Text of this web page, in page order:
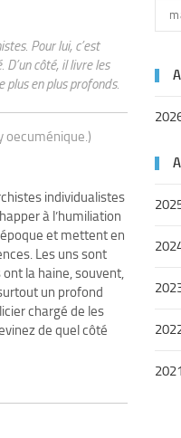
Pour lui, c’est
côté, il livre les
plus en plus profonds.
oecuménique.)
individualistes
à l’humiliation
et mettent en
Les uns sont
la haine, souvent,
un profond
chargé de les
de quel côté
2021